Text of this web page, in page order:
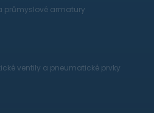
průmyslové armatury
ventily a pneumatické prvky